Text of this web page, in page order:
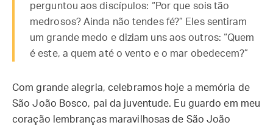
perguntou aos discípulos: “Por que sois tão
medrosos? Ainda não tendes fé?” Eles sentiram
um grande medo e diziam uns aos outros: “Quem
é este, a quem até o vento e o mar obedecem?”
Com grande alegria, celebramos hoje a memória de
São João Bosco, pai da juventude. Eu guardo em meu
coração lembranças maravilhosas de São João